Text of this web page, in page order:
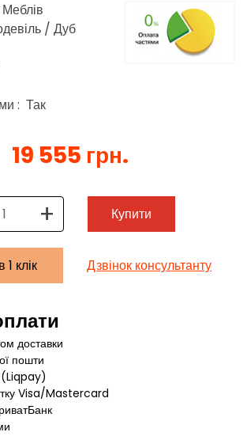
/ Дуб
: Так
19 555 грн.
+ Купити
1 клік Дзвінок консультанту
доставки
пошти
(Liqpay)
Visa/Mastercard